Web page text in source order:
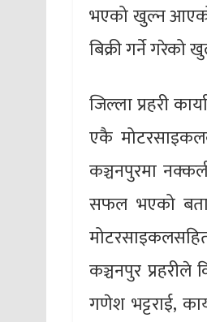
भएको खुल्न
बिक्री गर्ने गरेको
जिल्ला प्रहरी
एकै
कञ्चनपुरमा
सफल भएको
कञ्चनपुर प्रहरीले
गणेश भट्टराई,